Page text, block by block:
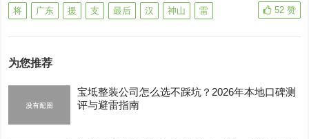
将 广东 援 支 最后 汉 神山 雷 52 赞
为您推荐
宝坻整装公司怎么选不踩坑？2026年本地口碑测
评与避雷指南